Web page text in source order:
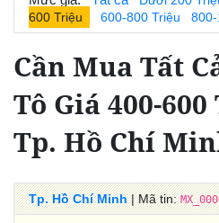
600 Triệu
600-800 Triệu
Cần Mua Tất
Tô Giá 400-
Tp. Hồ Chí
Tp. Hồ Chí Minh | Mã tin: